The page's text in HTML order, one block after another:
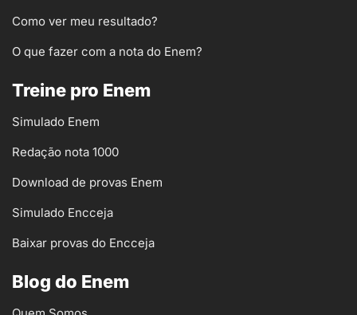
Como ver meu resultado?
O que fazer com a nota do Enem?
Treine pro Enem
Simulado Enem
Redação nota 1000
Download de provas Enem
Simulado Encceja
Baixar provas do Encceja
Blog do Enem